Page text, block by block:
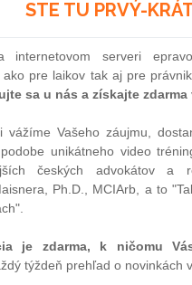
ASPI
STE TU PRVÝ-
internetovom serveri
ako pre laikov tak aj pre
sa u nás a získajte
vážíme Vašeho záujmu,
unikátneho video
českých advokátov a
Ph.D., MCIArb, a to
je zdarma, k ničomu
týždeň prehľad o novinkách